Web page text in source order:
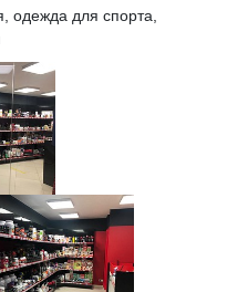
одежда для спорта,